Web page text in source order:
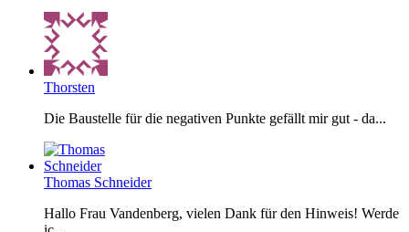
Thorsten
Die Baustelle für die negativen Punkte gefällt mir gut - da...
Thomas Schneider
Hallo Frau Vandenberg, vielen Dank für den Hinweis! Werde